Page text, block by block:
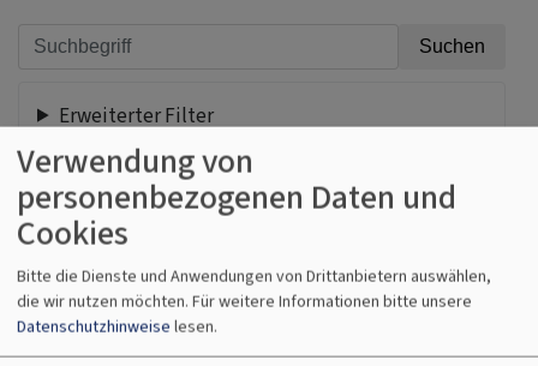
Erweiterter Filter
Do, 3.9. 19:15 Uhr
Klang&Spirit
Kaufbeuren Christuskirche, Kaufbeuren-Neugablonz
Verwendung von
personenbezogenen Daten und
Cookies
Bitte die Dienste und Anwendungen von Drittanbietern auswählen,
die wir nutzen möchten. Für weitere Informationen bitte unsere
Datenschutzhinweise lesen.